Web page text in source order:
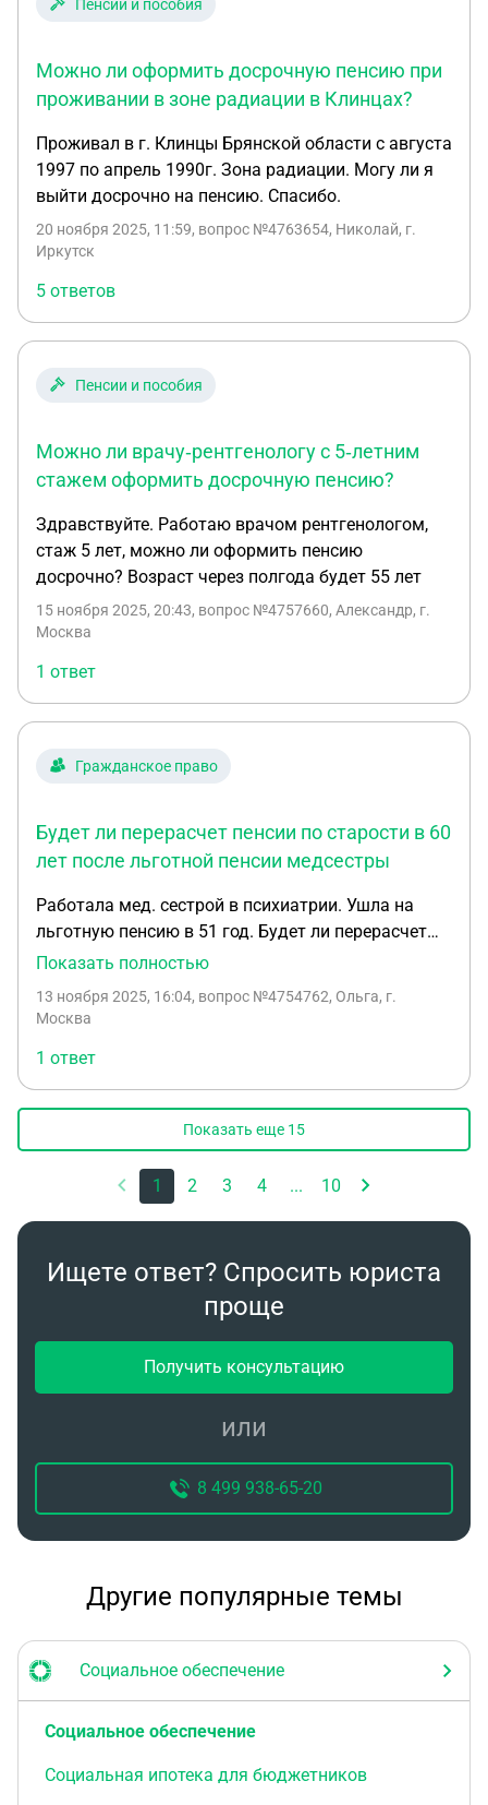
Пенсии и пособия
Можно ли оформить досрочную пенсию при
проживании в зоне радиации в Клинцах?
Проживал в г. Клинцы Брянской области с августа
1997 по апрель 1990г. Зона радиации. Могу ли я
выйти досрочно на пенсию. Спасибо.
20 ноября 2025, 11:59, вопрос №4763654, Николай, г.
Иркутск
5 ответов
Пенсии и пособия
Можно ли врачу‑рентгенологу с 5‑летним
стажем оформить досрочную пенсию?
Здравствуйте. Работаю врачом рентгенологом,
стаж 5 лет, можно ли оформить пенсию
досрочно? Возраст через полгода будет 55 лет
15 ноября 2025, 20:43, вопрос №4757660, Александр, г.
Москва
1 ответ
Гражданское право
Будет ли перерасчет пенсии по старости в 60
лет после льготной пенсии медсестры
Работала мед. сестрой в психиатрии. Ушла на
льготную пенсию в 51 год. Будет ли перерасчет
пенсии по старости в 60 лет? После выхода на
общий медицинский стаж больше 30 лет.
Показать полностью
13 ноября 2025, 16:04, вопрос №4754762, Ольга, г.
Москва
1 ответ
Показать еще 15
1 2 3 4 ... 10
Ищете ответ? Спросить юриста
проще
Получить консультацию
или
8 499 938-65-20
Другие популярные темы
Социальное обеспечение
Социальное обеспечение
Социальная ипотека для бюджетников